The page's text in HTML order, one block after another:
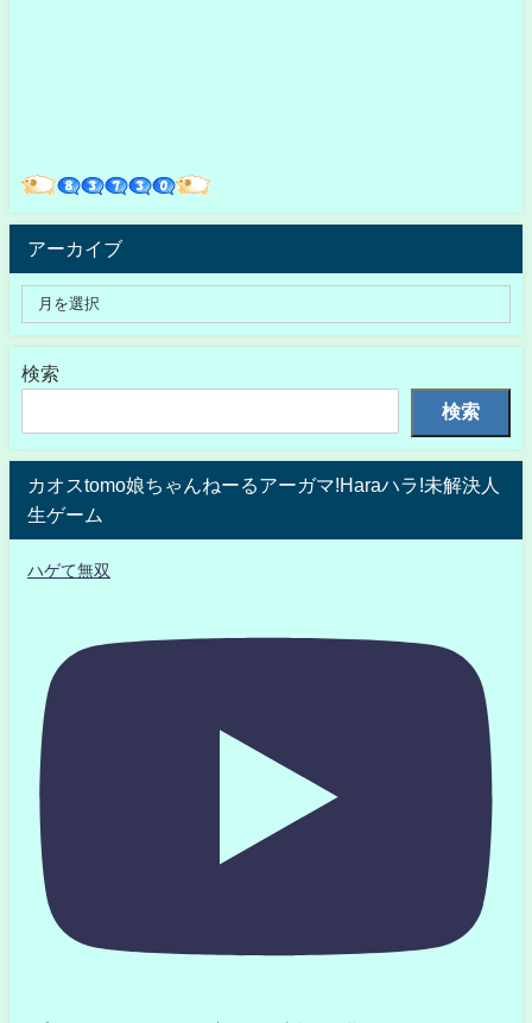
アーカイブ
検索
検索
カオスtomo娘ちゃんねーるアーガマ!Haraハラ!未解決人
生ゲーム
ハゲて無双